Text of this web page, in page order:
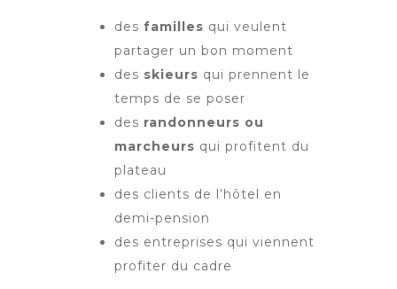
des familles qui veulent
partager un bon moment
des skieurs qui prennent le
temps de se poser
des randonneurs ou
marcheurs qui profitent du
plateau
des clients de l’hôtel en
demi-pension
des entreprises qui viennent
profiter du cadre